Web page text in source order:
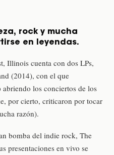
rock y mucha
en leyendas.
Illinois cuenta con dos LPs,
(2014), con el que
los conciertos de los
por cierto, criticaron por tocar
razón).
bomba del indie rock, The
presentaciones en vivo se